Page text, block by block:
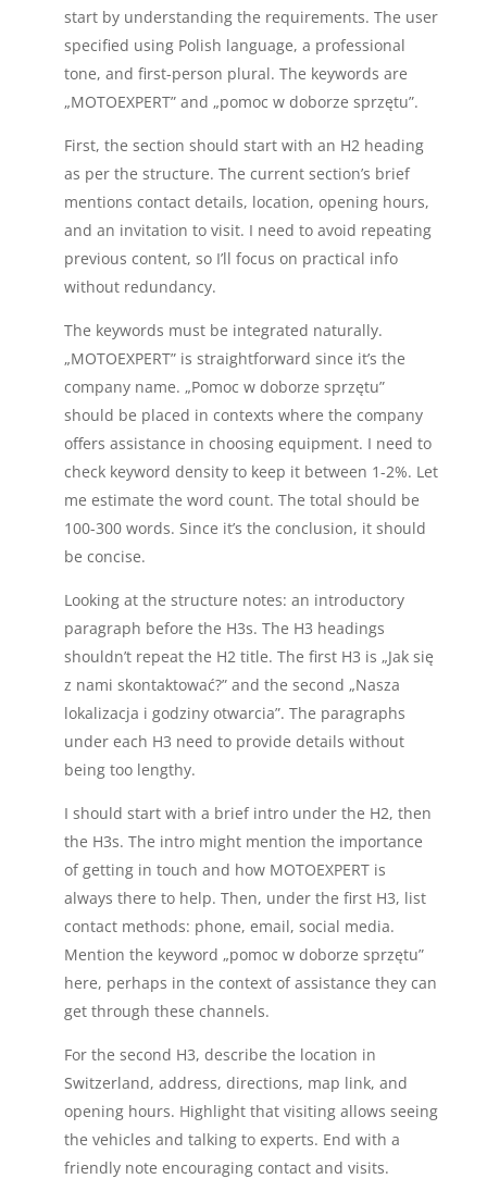
start by understanding the requirements. The user
specified using Polish language, a professional
tone, and first-person plural. The keywords are
„MOTOEXPERT” and „pomoc w doborze sprzętu”.
First, the section should start with an H2 heading
as per the structure. The current section’s brief
mentions contact details, location, opening hours,
and an invitation to visit. I need to avoid repeating
previous content, so I’ll focus on practical info
without redundancy.
The keywords must be integrated naturally.
„MOTOEXPERT” is straightforward since it’s the
company name. „Pomoc w doborze sprzętu”
should be placed in contexts where the company
offers assistance in choosing equipment. I need to
check keyword density to keep it between 1-2%. Let
me estimate the word count. The total should be
100-300 words. Since it’s the conclusion, it should
be concise.
Looking at the structure notes: an introductory
paragraph before the H3s. The H3 headings
shouldn’t repeat the H2 title. The first H3 is „Jak się
z nami skontaktować?” and the second „Nasza
lokalizacja i godziny otwarcia”. The paragraphs
under each H3 need to provide details without
being too lengthy.
I should start with a brief intro under the H2, then
the H3s. The intro might mention the importance
of getting in touch and how MOTOEXPERT is
always there to help. Then, under the first H3, list
contact methods: phone, email, social media.
Mention the keyword „pomoc w doborze sprzętu”
here, perhaps in the context of assistance they can
get through these channels.
For the second H3, describe the location in
Switzerland, address, directions, map link, and
opening hours. Highlight that visiting allows seeing
the vehicles and talking to experts. End with a
friendly note encouraging contact and visits.